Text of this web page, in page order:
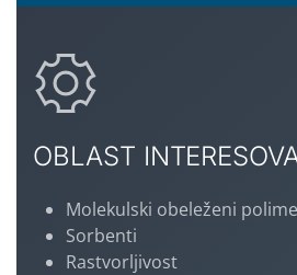
OBLAST
Molekulski obeleženi
Sorbenti
Rastvorljivost